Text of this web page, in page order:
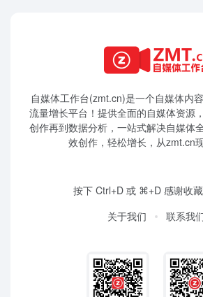
自媒体工作台(zmt.cn)是一个自媒体内
流量增长平台！提供全面的自媒体资源
创作再到数据分析，一站式解决自媒体
效创作，轻松增长，从zmt.cn
按下 Ctrl+D 或 ⌘+D 感谢收
关于我们
联系我